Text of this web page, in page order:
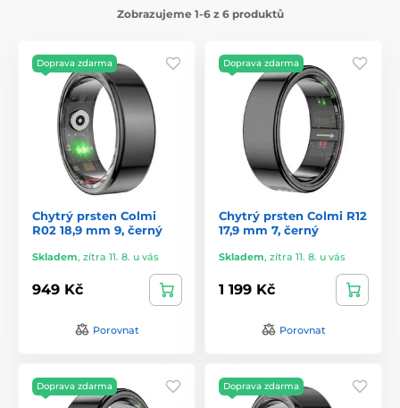
Zobrazujeme 1-6 z 6 produktů
Doprava zdarma
Chytrý prsten Colmi
R02 18,9 mm 9, černý
Skladem, zítra 11. 8. u vás
949 Kč
Porovnat
Doprava zdarma
Chytrý prsten Colmi R12
17,9 mm 7, černý
Skladem, zítra 11. 8. u vás
1 199 Kč
Porovnat
Doprava zdarma Doprava zdarma